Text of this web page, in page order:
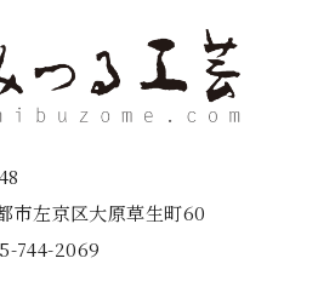
市左京区大原草生町60
744-2069